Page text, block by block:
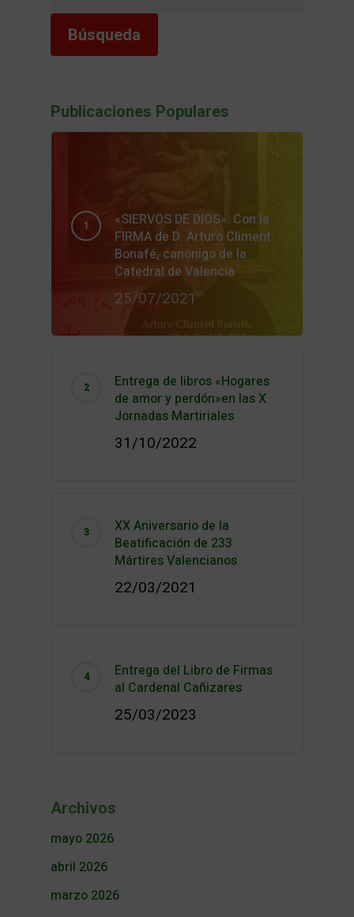
Publicaciones Populares
«SIERVOS DE DIOS». Con la
FIRMA de D. Arturo Climent
Bonafé, canónigo de la
Catedral de Valencia
25/07/2021
Entrega de libros «Hogares
de amor y perdón»en las X
Jornadas Martiriales
31/10/2022
XX Aniversario de la
Beatificación de 233
Mártires Valencianos
22/03/2021
Entrega del Libro de Firmas
al Cardenal Cañizares
25/03/2023
Archivos
mayo 2026
abril 2026
marzo 2026